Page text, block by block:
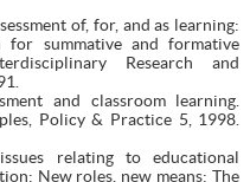
of, for, and as learning:
summative and formative
Research and
and classroom learning.
Policy & Practice 5, 1998.
relating to educational
New roles, new means: The